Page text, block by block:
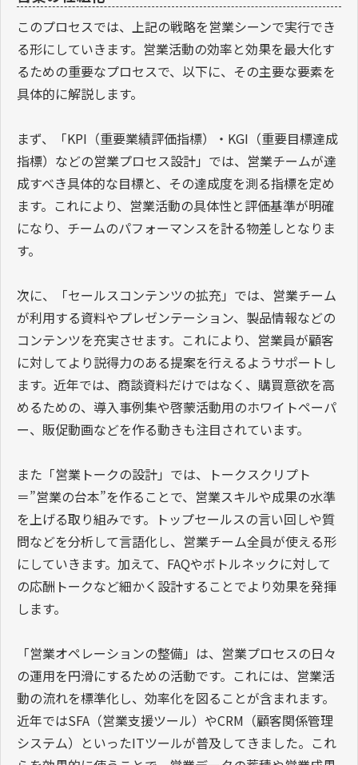
このプロセスでは、上記の戦略を営業シーンで実行でき
る形にしていきます。営業活動の効率と効果を最大化す
るための重要なプロセスで、以下に、その主要な要素を
具体的に解説します。
まず、「KPI（重要業績評価指標）・KGI（重要目標達成
指標）などの営業プロセス設計」では、営業チームが達
成すべき具体的な目標と、その達成度を測る指標を定め
ます。これにより、営業活動の具体性と評価基準が明確
になり、チームのパフォーマンスを計る物差しとなりま
す。
次に、「セールスコンテンツの拡充」では、営業チーム
が利用する資料やプレゼンテーション、製品情報などの
コンテンツを充実させます。これにより、営業員が顧客
に対してより説得力のある提案を行えるようサポートし
ます。近年では、商談資料だけではなく、購買意欲を高
めるための、導入事例集や啓蒙活動用のホワイトペーパ
ー、販促動画などを作る動きも注目されています。
また「営業トークの設計」では、トークスクリプト
＝”営業の台本”を作ることで、営業スキルや成果の水準
を上げる取り組みです。トップセールスの言い回しや質
問などを分析して言語化し、営業チーム全員が使える形
にしていきます。加えて、FAQやボトルネックに対して
の応酬トークなど細かく設計することでより効果を発揮
します。
「営業オペレーションの整備」は、営業プロセスの日々
の運用を円滑にするための活動です。これには、営業活
動の流れを標準化し、効率化を図ることが含まれます。
近年ではSFA（営業支援ツール）やCRM（顧客関係管理
システム）といったITツールが普及してきました。これ